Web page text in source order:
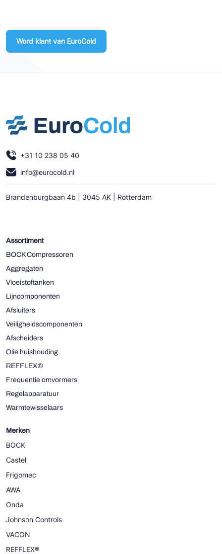
Word klant van EuroCold
+31 10 238 05 40
info@eurocold.nl
Brandenburgbaan 4b | 3045 AK | Rotterdam
Assortiment
BOCK Compressoren
Aggregaten
Vloeistoftanken
Lijncomponenten
Afsluiters
Veiligheidscomponenten
Afscheiders
Olie huishouding
REFFLEX®
Frequentie omvormers
Regelapparatuur
Warmtewisselaars
Merken
BOCK
Castel
Frigomec
AWA
Onda
Johnson Controls
VACON
REFFLEX®